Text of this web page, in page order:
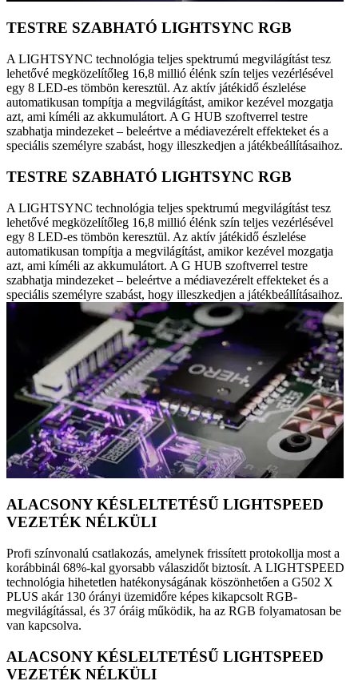
TESTRE SZABHATÓ LIGHTSYNC RGB
A LIGHTSYNC technológia teljes spektrumú megvilágítást tesz
lehetővé megközelítőleg 16,8 millió élénk szín teljes vezérlésével
egy 8 LED-es tömbön keresztül. Az aktív játékidő észlelése
automatikusan tompítja a megvilágítást, amikor kezével mozgatja
azt, ami kíméli az akkumulátort. A G HUB szoftverrel testre
szabhatja mindezeket – beleértve a médiavezérelt effekteket és a
speciális személyre szabást, hogy illeszkedjen a játékbeállításaihoz.
TESTRE SZABHATÓ LIGHTSYNC RGB
A LIGHTSYNC technológia teljes spektrumú megvilágítást tesz
lehetővé megközelítőleg 16,8 millió élénk szín teljes vezérlésével
egy 8 LED-es tömbön keresztül. Az aktív játékidő észlelése
automatikusan tompítja a megvilágítást, amikor kezével mozgatja
azt, ami kíméli az akkumulátort. A G HUB szoftverrel testre
szabhatja mindezeket – beleértve a médiavezérelt effekteket és a
speciális személyre szabást, hogy illeszkedjen a játékbeállításaihoz.
ALACSONY KÉSLELTETÉSŰ LIGHTSPEED
VEZETÉK NÉLKÜLI
Profi színvonalú csatlakozás, amelynek frissített protokollja most a
korábbinál 68%-kal gyorsabb válaszidőt biztosít. A LIGHTSPEED
technológia hihetetlen hatékonyságának köszönhetően a G502 X
PLUS akár 130 órányi üzemidőre képes kikapcsolt RGB-
megvilágítással, és 37 óráig működik, ha az RGB folyamatosan be
van kapcsolva.
ALACSONY KÉSLELTETÉSŰ LIGHTSPEED
VEZETÉK NÉLKÜLI